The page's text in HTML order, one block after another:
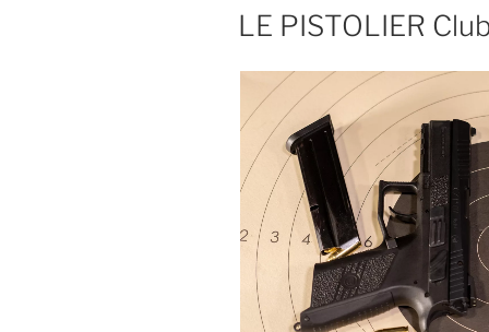
PUBLIÉ
LE PISTOLIER